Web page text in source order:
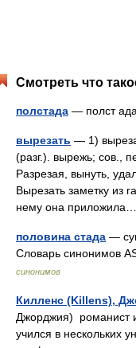
Смотреть что
полстада — полст
вырезать — 1)
(разг.). вырежь; сов.,
Разрезая, вынуть,
Вырезать заметку из
нему она
половина стада —
Словарь синонимов
синонимов
Килленс (Killens),
Джорджия) романист
учился в нескольких